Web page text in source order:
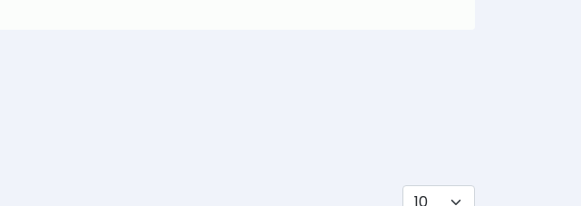
Показувати